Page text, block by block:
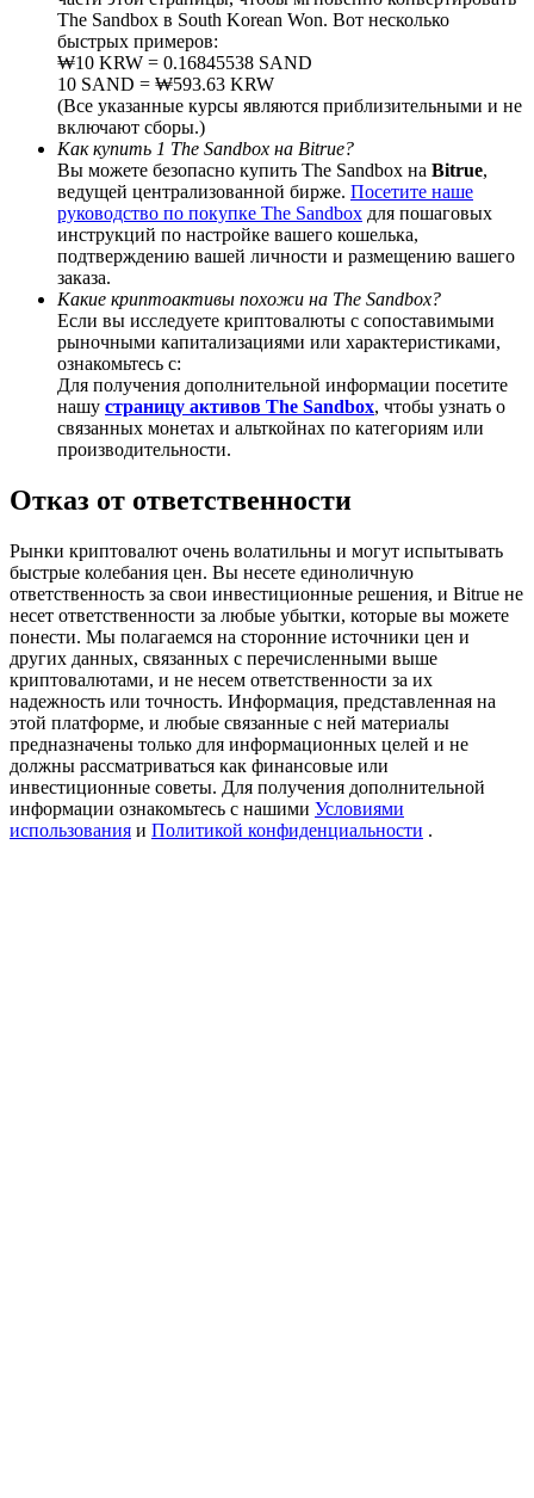
Deposit CASHCAT & Win
Share 500000 CASHCAT prize pool
Exclusive for BitMart Users
Register & Trade to Win 500,000 USDT
Precious Metals Trading Carnival
Trade Gold & Silver · 33,333 USDT Bonus
USDT New User Exclusive 10% APR
USDT Flexible Staking | Daily Rewards
New Listing Futures Fest
Trade New Futures, Win 200,000 USDT
Crypto World Cup 2026: Grand Finale
The Sandbox в South Korean Won. Вот несколько
быстрых примеров:
₩10 KRW = 0.16845538 SAND
10 SAND = ₩593.63 KRW
(Все указанные курсы являются приблизительными и не
включают сборы.)
Как купить 1 The Sandbox на Bitrue?
Вы можете безопасно купить The Sandbox на Bitrue,
ведущей централизованной бирже. Посетите наше
руководство по покупке The Sandbox для пошаговых
инструкций по настройке вашего кошелька,
подтверждению вашей личности и размещению вашего
заказа.
Какие криптоактивы похожи на The Sandbox?
Если вы исследуете криптовалюты с сопоставимыми
рыночными капитализациями или характеристиками,
ознакомьтесь с:
Для получения дополнительной информации посетите
нашу страницу активов The Sandbox, чтобы узнать о
связанных монетах и альткойнах по категориям или
производительности.
Отказ от ответственности
Рынки криптовалют очень волатильны и могут испытывать
быстрые колебания цен. Вы несете единоличную
ответственность за свои инвестиционные решения, и Bitrue не
несет ответственности за любые убытки, которые вы можете
понести. Мы полагаемся на сторонние источники цен и
других данных, связанных с перечисленными выше
криптовалютами, и не несем ответственности за их
надежность или точность. Информация, представленная на
этой платформе, и любые связанные с ней материалы
предназначены только для информационных целей и не
должны рассматриваться как финансовые или
инвестиционные советы. Для получения дополнительной
информации ознакомьтесь с нашими Условиями
использования и Политикой конфиденциальности .